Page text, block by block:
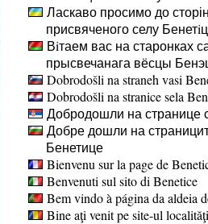
Ласкаво просимо до
присвяченого селу
Вiтаем вас на старонках
прысвечанага вёсцы
Dobrodošli na straneh vasi
Dobrodošli na stranice sela
Добродошли на странице
Добре дошли на
Бенетице
Bienvenu sur la page de
Benvenuti sul sito di Benetice
Bem vindo à página da aldeia
Bine aţi venit pe site-ul